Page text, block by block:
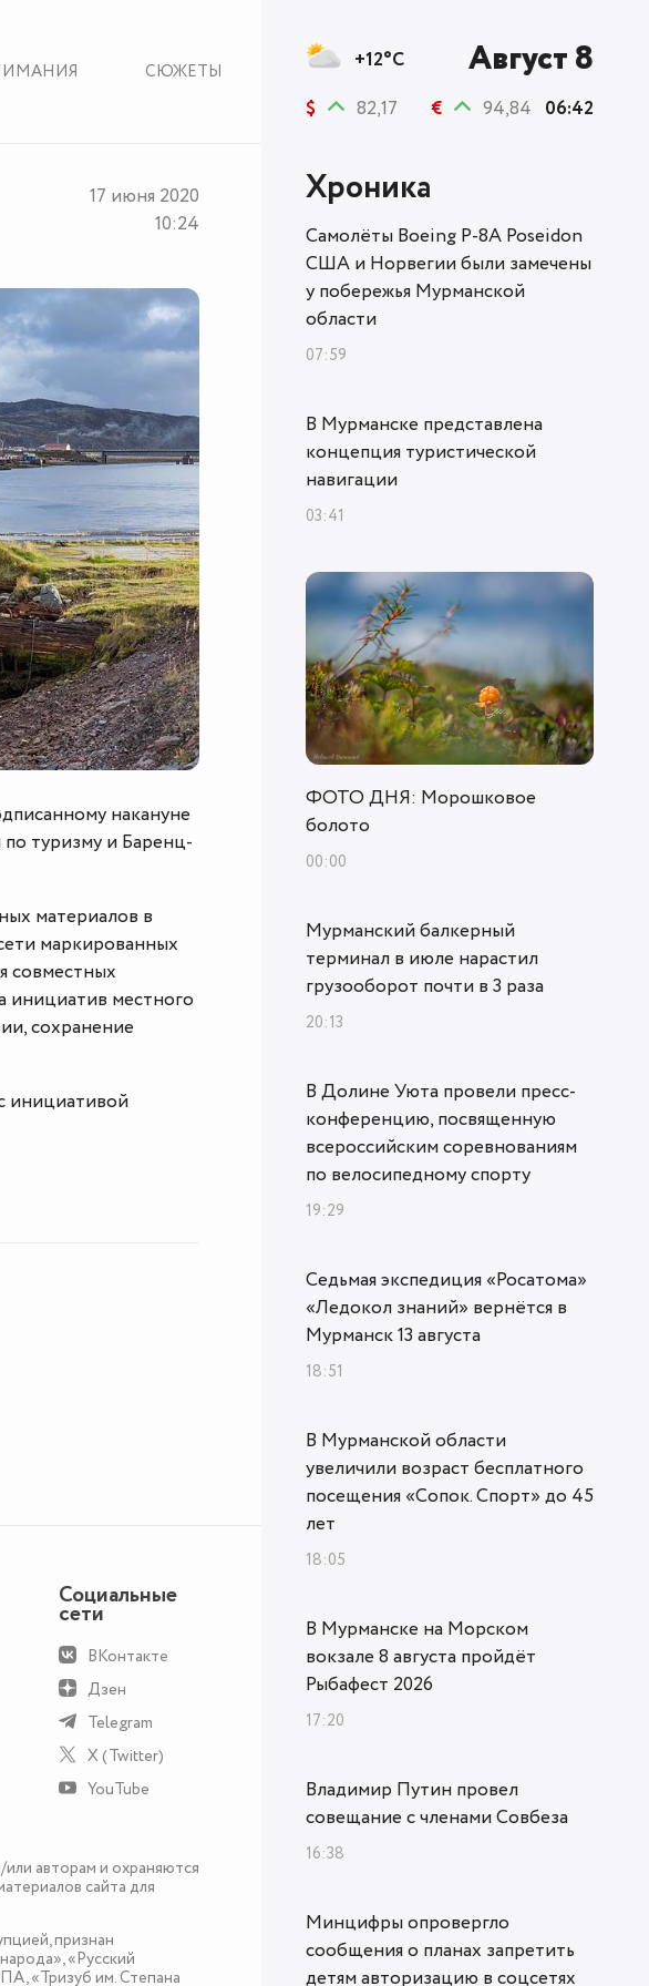
СЮЖЕТЫ
17 июня 2020
10:24
накануне
туризму и Баренц-
материалов в
маркированных
совместных
инициатив местного
сохранение
инициативой
Социальные
сети
ВКонтакте
Дзен
Telegram
X (Twitter)
YouTube
авторам и охраняются
сайта для
признан
«Русский
«Тризуб им. Степана
+12°C Август 8
$ 82,17 € 94,84 06:42
Хроника
Самолёты Boeing P-8A Poseidon
США и Норвегии были замечены
у побережья Мурманской
области
07:59
В Мурманске представлена
концепция туристической
навигации
03:41
ФОТО ДНЯ: Морошковое
болото
00:00
Мурманский балкерный
терминал в июле нарастил
грузооборот почти в 3 раза
20:13
В Долине Уюта провели пресс-
конференцию, посвященную
всероссийским соревнованиям
по велосипедному спорту
19:29
Седьмая экспедиция «Росатома»
«Ледокол знаний» вернётся в
Мурманск 13 августа
18:51
В Мурманской области
увеличили возраст бесплатного
посещения «Сопок. Спорт» до 45
лет
18:05
В Мурманске на Морском
вокзале 8 августа пройдёт
Рыбафест 2026
17:20
Владимир Путин провел
совещание с членами Совбеза
16:38
Минцифры опровергло
сообщения о планах запретить
детям авторизацию в соцсетях